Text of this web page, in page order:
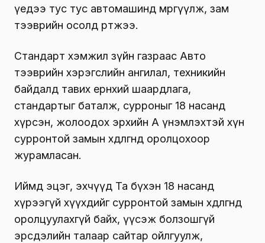
үедээ тус тус автомашинд мөргүүлж, зам
тээврийн осолд өртжээ.
Стандарт хэмжил зүйн газраас Авто
тээврийн хэрэгслийн ангилал, техникийн
байдалд тавих ерөнхий шаардлага,
стандартыг баталж, сурроныг 18 насанд
хүрсэн, жолоодох эрхийн А үнэмлэхтэй хүн
сурронтой замын хөдөлгөөнд оролцохоор
журамласан.
Иймд эцэг, эхчүүд Та бүхэн 18 насанд
хүрээгүй хүүхдийг сурронтой замын хөдөлгөөнд
оролцуулахгүй байх, үүсэж болзошгүй
эрсдэлийн талаар сайтар ойлгуулж,